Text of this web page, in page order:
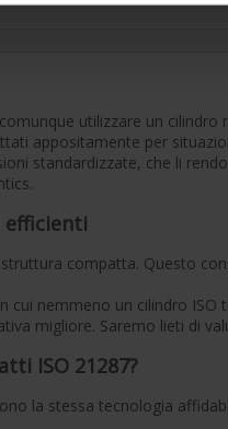
utilizzare un cilindro
appositamente per
standardizzate, che li
efficienti
compatta. Questo
cui nemmeno un cilindro ISO
migliore. Saremo lieti di
ISO 21287?
la stessa tecnologia